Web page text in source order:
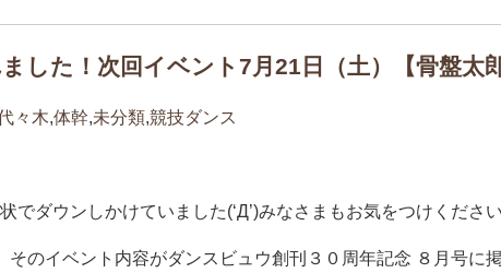
した！次回イベント7月21日（土）【骨盤太郎
々木,体幹,未分類,競技ダンス
ダウンしかけていました(‘Д’)みなさまもお気をつけください
のイベント内容がダンスビュウ創刊３０周年記念 ８月号に